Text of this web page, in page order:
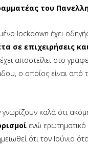
του
lockdown έχει
σε επιχειρήσεις
αποστείλει στο
ο οποίος είναι
καλά ότι
ενώ
ότι τον Ιούνιο